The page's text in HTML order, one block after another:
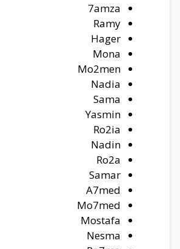
7amza
Ramy
Hager
Mona
Mo2men
Nadia
Sama
Yasmin
Ro2ia
Nadin
Ro2a
Samar
A7med
Mo7med
Mostafa
Nesma